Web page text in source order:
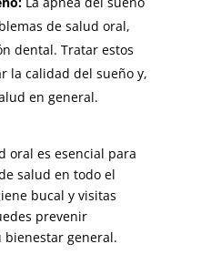
de salud oral,
dental. Tratar estos
la calidad del sueño y,
en general.
oral es esencial para
salud en todo el
bucal y visitas
prevenir
general.